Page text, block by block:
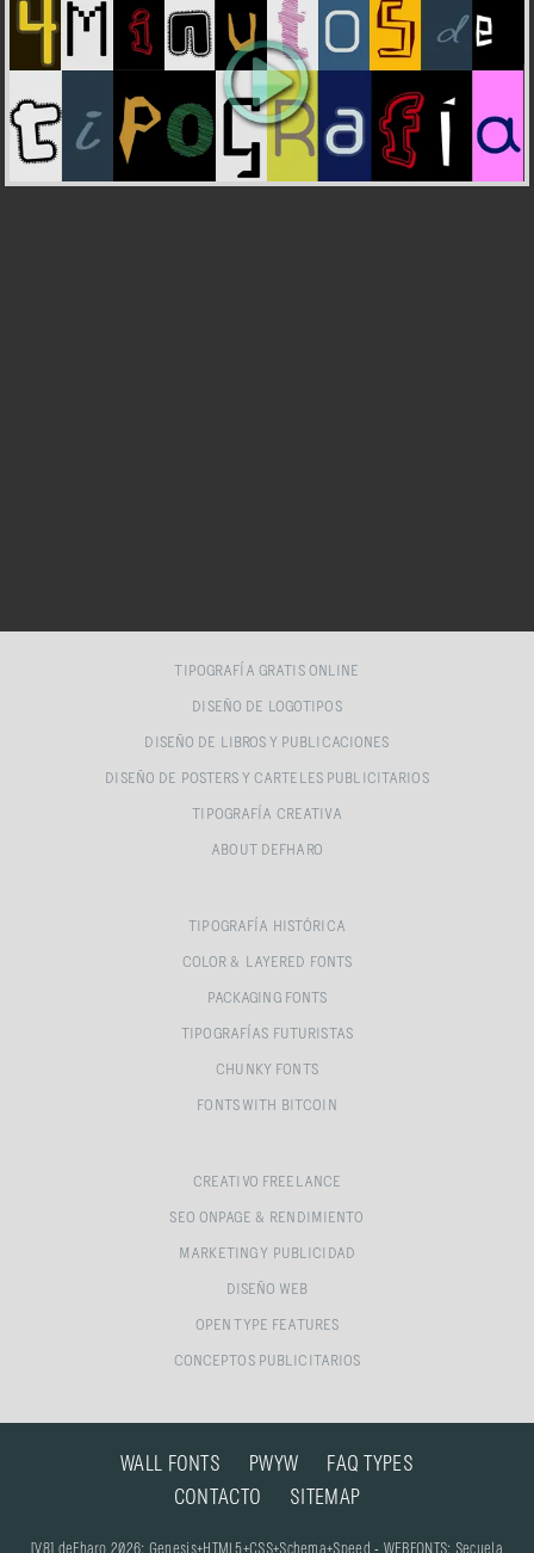
TIPOGRAFÍA GRATIS ONLINE
DISEÑO DE LOGOTIPOS
DISEÑO DE LIBROS Y PUBLICACIONES
DISEÑO DE POSTERS Y CARTELES PUBLICITARIOS
TIPOGRAFÍA CREATIVA
ABOUT DEFHARO
TIPOGRAFÍA HISTÓRICA
COLOR & LAYERED FONTS
PACKAGING FONTS
TIPOGRAFÍAS FUTURISTAS
CHUNKY FONTS
FONTS WITH BITCOIN
CREATIVO FREELANCE
SEO ONPAGE & RENDIMIENTO
MARKETING Y PUBLICIDAD
DISEÑO WEB
OPEN TYPE FEATURES
CONCEPTOS PUBLICITARIOS
WALL FONTS PWYW
FAQ TYPES
CONTACTO
SITEMAP
[V8] deFharo 2026: Genesis+HTML5+CSS+Schema+Speed - WEBFONTS: Secuela